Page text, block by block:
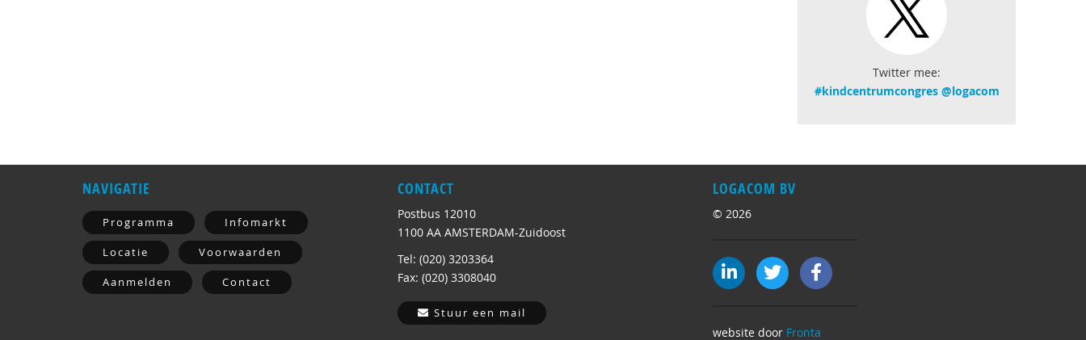
Twitter mee:
#kindcentrumcongres @logacom
NAVIGATIE
Programma Infomarkt
Locatie Voorwaarden
Aanmelden Contact
CONTACT
Postbus 12010
1100 AA AMSTERDAM-Zuidoost
Tel: (020) 3203364
Fax: (020) 3308040
Stuur een mail
LOGACOM BV
© 2026
website door Fronta